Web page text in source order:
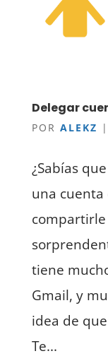
Delegar
POR ALEKZ |
¿Sabías
una
compartirle
tiene
Gmail, y
idea de
Te...